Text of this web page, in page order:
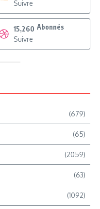
Suivre
15,260 Abonnés
Suivre
(679)
(65)
(2059)
(63)
(1092)